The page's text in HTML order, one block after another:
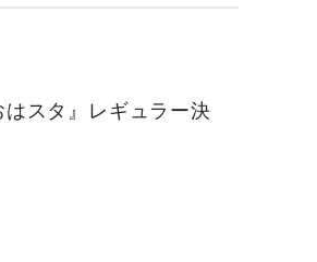
スタ』レギュラー決